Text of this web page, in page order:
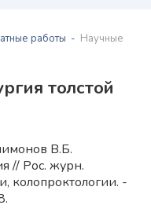
работы Научные
толстой
В.Б.
// Рос. журн.
колопроктологии. -